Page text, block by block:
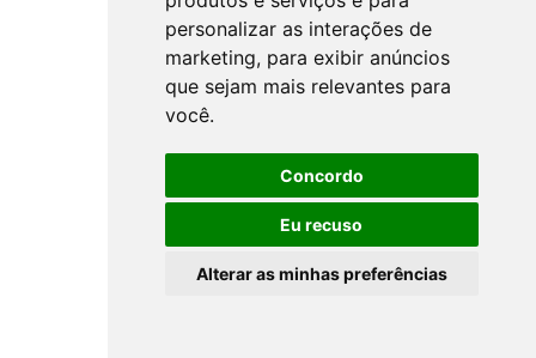
personalizar as interações de
marketing, para exibir anúncios
que sejam mais relevantes para
você.
Concordo
Eu recuso
Alterar as minhas preferências